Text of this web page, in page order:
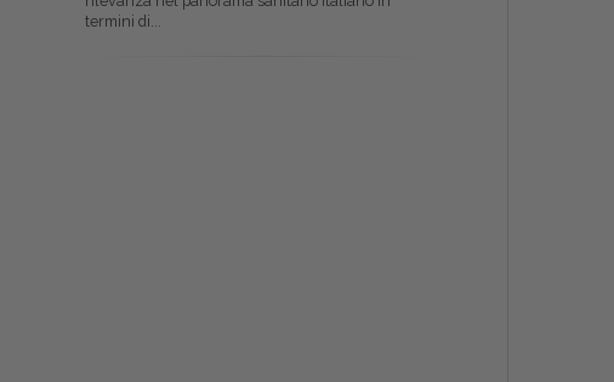
termini di...